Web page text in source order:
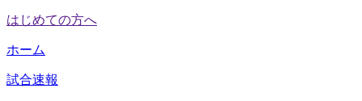
はじめての方へ
ホーム
試合速報